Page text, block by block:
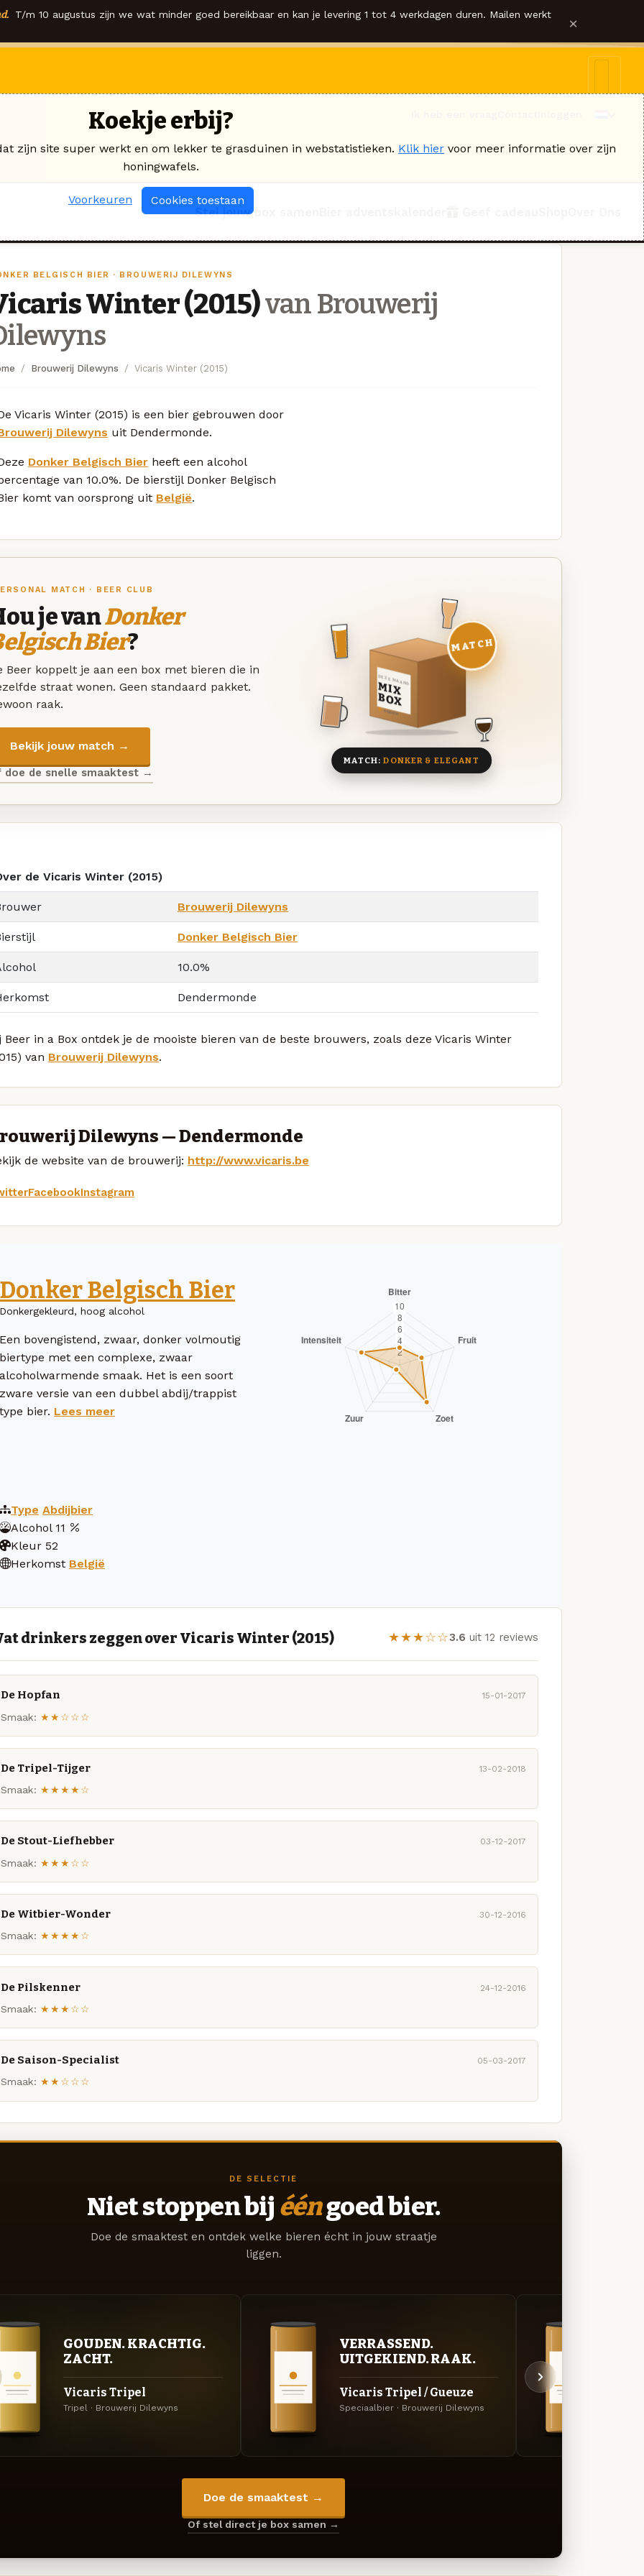
T/m 10 augustus zijn we wat minder goed bereikbaar en kan je levering 1 tot 4 werkdagen duren. Mailen werkt ×
Stel jouw box samen
BELGISCH BIER · BROUWERIJ DILEWYNS
Winter (2015)van Brouwerij
Brouwerij Dilewyns Vicaris Winter (2015)
Vicaris Winter (2015) is een bier gebrouwen door
Dilewyns uit Dendermonde.
Donker Belgisch Bier heeft een alcohol
van 10.0%. De bierstijl Donker Belgisch
komt van oorsprong uit België.
MATCH · BEER CLUB
je vanDonker
Bier?
Beer koppelt je aan een box met bieren die in
straat wonen. Geen standaard pakket.
raak.
Bekijk jouw match →
doe de snelle smaaktest →
DEZE MAAND
MIX
BOX
8 BIEREN
MATCH
MATCH:DONKER & ELEGANT
de Vicaris Winter (2015)
Brouwerij Dilewyns
Donker Belgisch Bier
10.0%
Dendermonde
Beer in a Box ontdek je de mooiste bieren van de beste brouwers, zoals deze Vicaris Winter
van Brouwerij Dilewyns.
Dilewyns — Dendermonde
de website van de brouwerij: http://www.vicaris.be
FacebookInstagram
Donker Belgisch Bier
Donkergekleurd, hoog alcohol
Een bovengistend, zwaar, donker volmoutig
biertype met een complexe, zwaar
alcoholwarmende smaak. Het is een soort
zware versie van een dubbel abdij/trappist
type bier. Lees meer
Type Abdijbier
Alcohol 11
Kleur 52
Herkomst België
drinkers zeggen over Vicaris Winter (2015) ★★★☆☆3.6 uit 12 reviews
De Hopfan 15-01-2017
Smaak: ★★☆☆☆
De Tripel-Tijger 13-02-2018
Smaak: ★★★★☆
De Stout-Liefhebber 03-12-2017
Smaak: ★★★☆☆
De Witbier-Wonder 30-12-2016
Smaak: ★★★★☆
De Pilskenner 24-12-2016
Smaak: ★★★☆☆
De Saison-Specialist 05-03-2017
Smaak: ★★☆☆☆
DE SELECTIE
Niet stoppen bij ééngoed bier.
Doe de smaaktest en ontdek welke bieren écht in jouw straatje
liggen.
GOUDEN. KRACHTIG.
ZACHT.
Vicaris Tripel
Tripel · Brouwerij Dilewyns
VERRASSEND.
UITGEKIEND. RAAK.
Vicaris Tripel / Gueuze
Speciaalbier · Brouwerij Dilewyns
Doe de smaaktest →
Of stel direct je box samen →
Koekje erbij?
zijn site super werkt en om lekker te grasduinen in webstatistieken. Klik hier voor meer informatie over zijn
honingwafels.
Voorkeuren Cookies toestaan